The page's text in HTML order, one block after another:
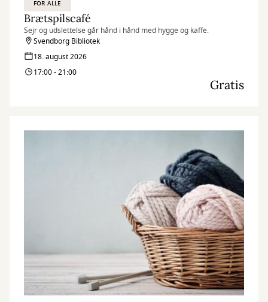
FOR ALLE
Brætspilscafé
Sejr og udslettelse går hånd i hånd med hygge og kaffe.
Svendborg Bibliotek
18. august 2026
17:00 - 21:00
Gratis